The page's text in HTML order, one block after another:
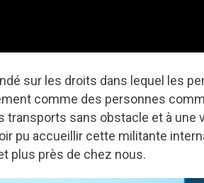
sur les droits dans lequel les
comme des personnes
transports sans obstacle et à une
pu accueillir cette militante
plus près de chez nous.